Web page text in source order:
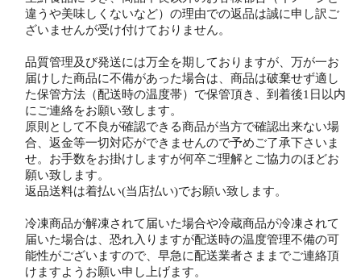
違うや美味しくないなど）の理由での返品は誠に申し訳ご
ざいませんが受け付けておりません。
品質管理及び発送には万全を期しておりますが、万が一お
届けした商品に不備があった場合は、商品は破棄せず適し
た保管方法（配送時の温度帯）で保管頂き、到着後1日以内
にご連絡をお願い致します。
原則として不良が確認できる商品が当方で確認出来ない場
合、返金等一切対応ができませんので予めご了承下さいま
せ。お手数をお掛けしますが何卒ご理解とご協力のほどお
願い致します。
返品送料は着払い(当店払い)でお願い致します。
冷凍商品が解凍されて届いた場合や冷蔵商品が冷凍されて
届いた場合は、恐れ入りますが配送時の温度管理不備の可
能性がございますので、早急に配送業者さままでご連絡頂
けますようお願い申し上げます。